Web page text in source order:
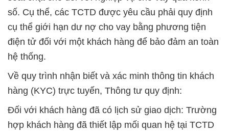
số. Cụ thể, các TCTD được yêu cầu phải quy định
cụ thể giới hạn dư nợ cho vay bằng phương tiện
điện tử đối với một khách hàng để bảo đảm an toàn
hệ thống.
Về quy trình nhận biết và xác minh thông tin khách
hàng (KYC) trực tuyến, Thông tư quy định:
Đối với khách hàng đã có lịch sử giao dịch: Trường
hợp khách hàng đã thiết lập mối quan hệ tại TCTD